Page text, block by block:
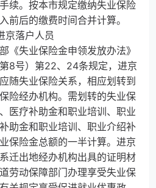
续。按本市规定缴纳失业保险
前后的缴费时间合并计算。
落户人员
失业保险金申领发放办法》
8号）第22、24条规定，进京
随失业保险关系，相应划转到
险经办机构。需划转的失业保
医疗补助金和职业培训、职业
助金和职业培训、职业介绍补
保险金总额的一半计算。进京
迁出地经办机构出具的证明材
劳动保障部门办理享受失业保